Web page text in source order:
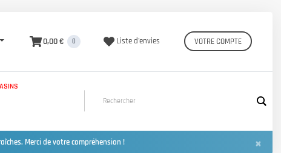
0,00 € 0 Liste d'envies VOTRE COMPTE
Merci de votre compréhension ! ×